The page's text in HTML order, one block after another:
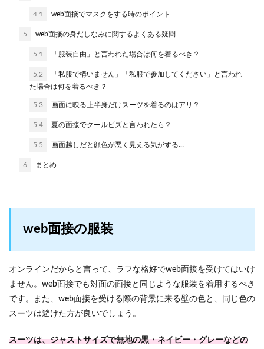
4.1 web面接でマスクをする時のポイント
5 web面接の身だしなみに関するよくある疑問
5.1 「服装自由」と言われた場合は何を着るべき？
5.2
「私服で構いません」「私服で参加してください」と言われ
た場合は何を着るべき？
5.3 画面に映る上半身だけスーツを着るのはアリ？
5.4 夏の面接でクールビズと言われたら？
5.5 画面越しだと顔色が悪く見える気がする…
6 まとめ
web面接の服装
オンラインだからと言って、ラフな格好でweb面接を受けてはいけ
ません。web面接でも対面の面接と同じような服装を着用するべき
です。また、web面接を受ける際の背景に来る壁の色と、同じ色の
スーツは避けた方が良いでしょう。
スーツは、ジャストサイズで無地の黒・ネイビー・グレーなどの